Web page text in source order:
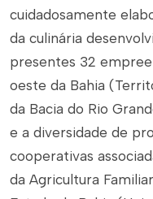
cuidadosamente
da culinária
presentes 32
oeste da Bahia
da Bacia do Rio
e a diversidade de
cooperativas
da Agricultura